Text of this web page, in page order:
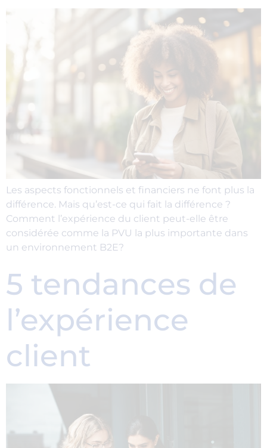
Les aspects fonctionnels et financiers ne font plus la
différence. Mais qu’est-ce qui fait la différence ?
Comment l’expérience du client peut-elle être
considérée comme la PVU la plus importante dans
un environnement B2E?
5 tendances de
l’expérience
client